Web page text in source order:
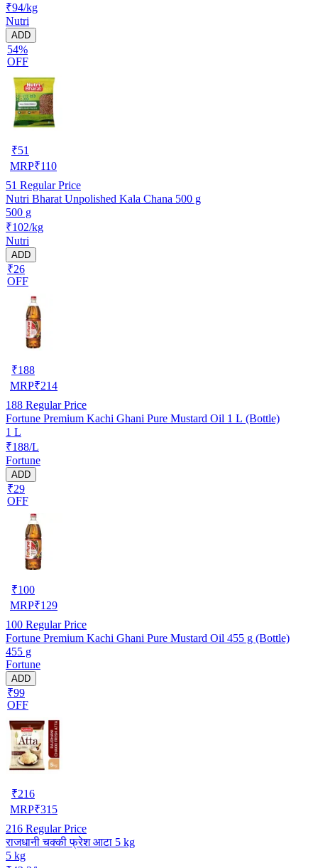
₹94/kg
Nutri
ADD
54%
OFF
₹51
MRP₹110
51 Regular Price
Nutri Bharat Unpolished Kala Chana 500 g
500 g
₹102/kg
Nutri
ADD
₹26
OFF
₹188
MRP₹214
188 Regular Price
Fortune Premium Kachi Ghani Pure Mustard Oil 1 L (Bottle)
1 L
₹188/L
Fortune
ADD
₹29
OFF
₹100
MRP₹129
100 Regular Price
Fortune Premium Kachi Ghani Pure Mustard Oil 455 g (Bottle)
455 g
Fortune
ADD
₹99
OFF
₹216
MRP₹315
216 Regular Price
राजधानी चक्की फ्रेश आटा 5 kg
5 kg